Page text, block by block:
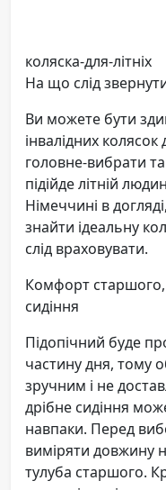
коляска-для-літніх
На що слід
Ви можете бути
інвалідних
головне-вибрати
підійде літній
Німеччині в
знайти ідеальну
слід враховувати.
Комфорт старшого,
сидіння
Підопічний буде
частину дня, тому
зручним і не
дрібне сидіння
навпаки. Перед
виміряти довжину
тулуба старшого.